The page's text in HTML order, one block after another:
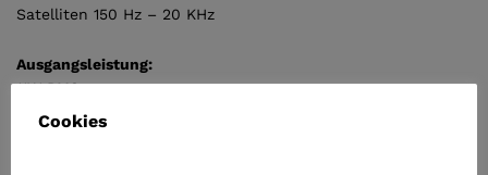
Satelliten 150 Hz – 20 KHz
Ausgangsleistung:
11W RMS
6W RMS Subwoofer
Cookies